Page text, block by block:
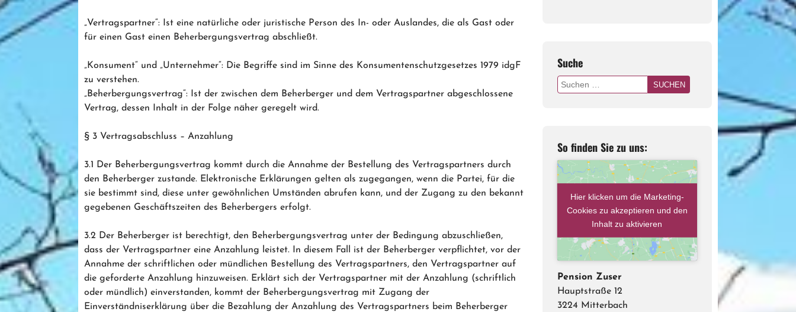
„Vertragspartner“: Ist eine natürliche oder juristische Person des In- oder Auslandes, die als Gast oder
für einen Gast einen Beherbergungsvertrag abschließt.
„Konsument“ und „Unternehmer“: Die Begriffe sind im Sinne des Konsumentenschutzgesetzes 1979 idgF
zu verstehen.
„Beherbergungsvertrag“: Ist der zwischen dem Beherberger und dem Vertragspartner abgeschlossene
Vertrag, dessen Inhalt in der Folge näher geregelt wird.
§ 3 Vertragsabschluss – Anzahlung
3.1 Der Beherbergungsvertrag kommt durch die Annahme der Bestellung des Vertragspartners durch
den Beherberger zustande. Elektronische Erklärungen gelten als zugegangen, wenn die Partei, für die
sie bestimmt sind, diese unter gewöhnlichen Umständen abrufen kann, und der Zugang zu den bekannt
gegebenen Geschäftszeiten des Beherbergers erfolgt.
3.2 Der Beherberger ist berechtigt, den Beherbergungsvertrag unter der Bedingung abzuschließen,
dass der Vertragspartner eine Anzahlung leistet. In diesem Fall ist der Beherberger verpflichtet, vor der
Annahme der schriftlichen oder mündlichen Bestellung des Vertragspartners, den Vertragspartner auf
die geforderte Anzahlung hinzuweisen. Erklärt sich der Vertragspartner mit der Anzahlung (schriftlich
oder mündlich) einverstanden, kommt der Beherbergungsvertrag mit Zugang der
Einverständniserklärung über die Bezahlung der Anzahlung des Vertragspartners beim Beherberger
Suche
Suchen
nach:
So finden Sie zu uns:
Hier klicken um die Marketing-
Cookies zu akzeptieren und den
Inhalt zu aktivieren
Pension Zuser
Hauptstraße 12
3224 Mitterbach